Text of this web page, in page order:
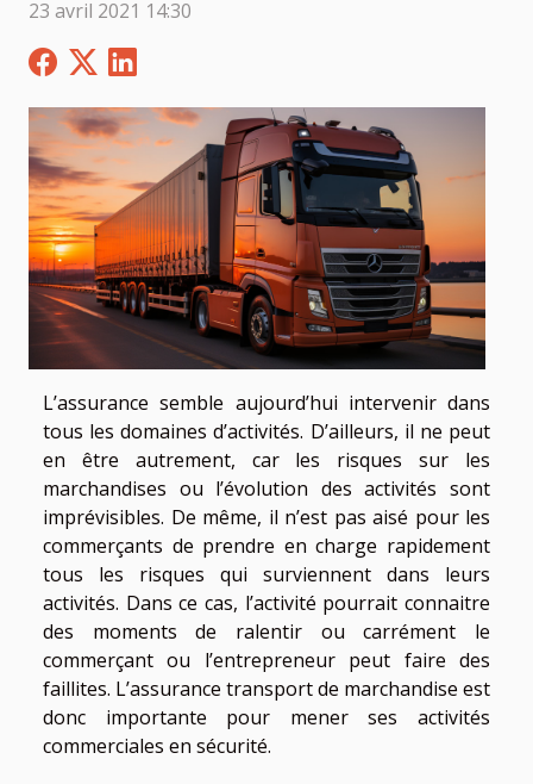
23 avril 2021 14:30
L’assurance semble aujourd’hui intervenir dans
tous les domaines d’activités. D’ailleurs, il ne peut
en être autrement, car les risques sur les
marchandises ou l’évolution des activités sont
imprévisibles. De même, il n’est pas aisé pour les
commerçants de prendre en charge rapidement
tous les risques qui surviennent dans leurs
activités. Dans ce cas, l’activité pourrait connaitre
des moments de ralentir ou carrément le
commerçant ou l’entrepreneur peut faire des
faillites. L’assurance transport de marchandise est
donc importante pour mener ses activités
commerciales en sécurité.